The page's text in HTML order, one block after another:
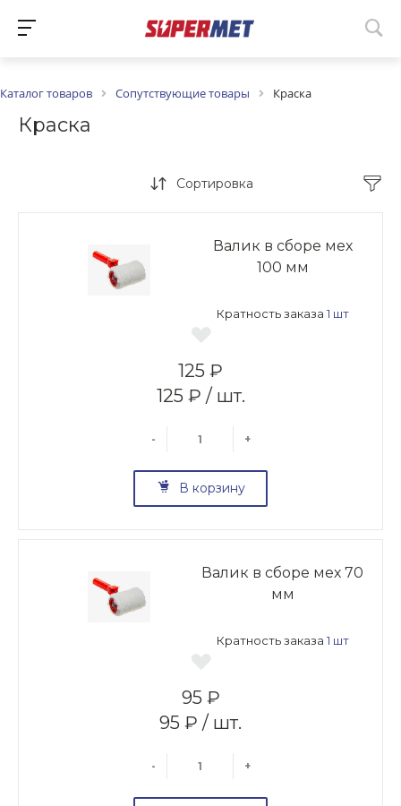
Каталог товаров Сопутствующие товары Краска
Краска
Сортировка
Валик в сборе мех
100 мм
Кратность заказа 1 шт
125 ₽
125 ₽ / шт.
- +
В корзину
Валик в сборе мех 70
мм
Кратность заказа 1 шт
95 ₽
95 ₽ / шт.
- +